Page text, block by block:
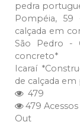
pedra
Pompéia, 59
calçada em
São Pedro -
concreto*
Icaraí
de calçada
479
479 Acessos
Out